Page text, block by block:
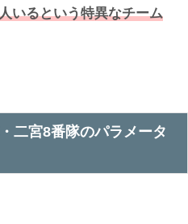
いるという特異なチーム
二宮8番隊のパラメータ